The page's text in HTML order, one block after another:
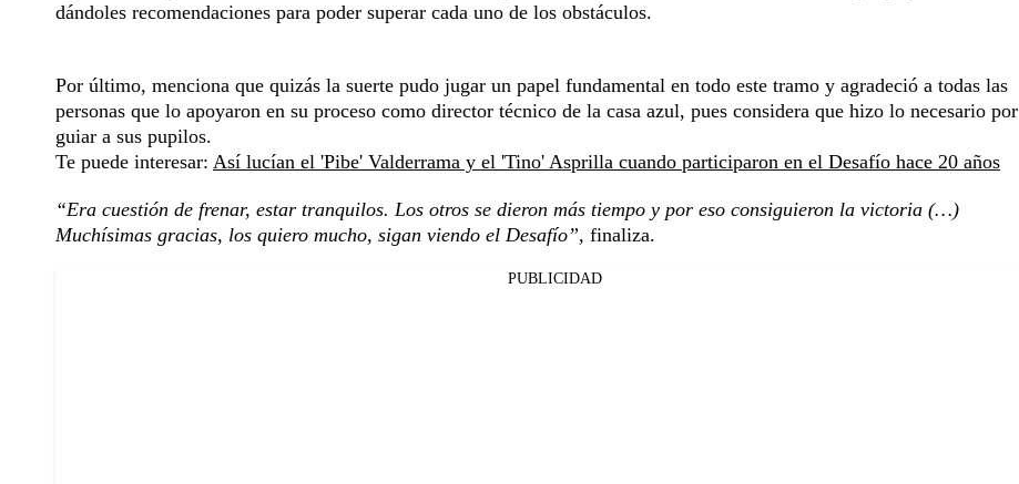
dándoles recomendaciones para poder superar cada uno de los obstáculos.
Por último, menciona que quizás la suerte pudo jugar un papel fundamental en todo este tramo y agradeció a todas las
personas que lo apoyaron en su proceso como director técnico de la casa azul, pues considera que hizo lo necesario por
guiar a sus pupilos.
Te puede interesar: Así lucían el 'Pibe' Valderrama y el 'Tino' Asprilla cuando participaron en el Desafío hace 20 años
“Era cuestión de frenar, estar tranquilos. Los otros se dieron más tiempo y por eso consiguieron la victoria (…)
Muchísimas gracias, los quiero mucho, sigan viendo el Desafío”, finaliza.
PUBLICIDAD